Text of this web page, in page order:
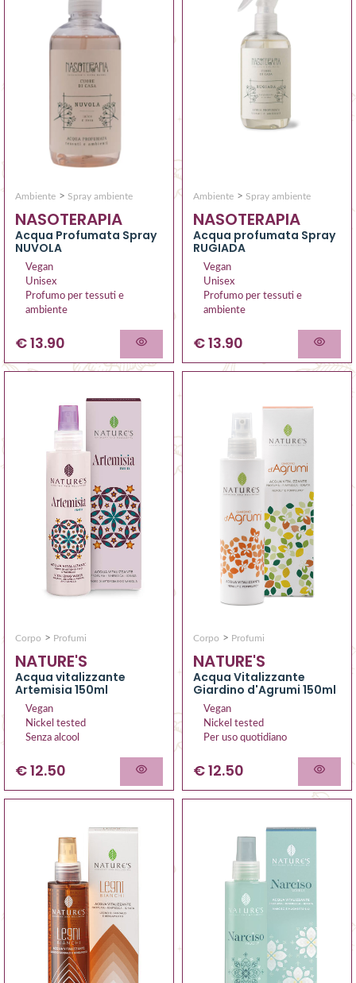
Ambiente > Spray ambiente
NASOTERAPIA
Acqua Profumata Spray
NUVOLA
Vegan
Unisex
Profumo per tessuti e
ambiente
€ 13.90
Ambiente > Spray ambiente
NASOTERAPIA
Acqua profumata Spray
RUGIADA
Vegan
Unisex
Profumo per tessuti e
ambiente
€ 13.90
Corpo > Profumi
NATURE'S
Acqua vitalizzante
Artemisia 150ml
Vegan
Nickel tested
Senza alcool
€ 12.50
Corpo > Profumi
NATURE'S
Acqua Vitalizzante
Giardino d'Agrumi 150ml
Vegan
Nickel tested
Per uso quotidiano
€ 12.50